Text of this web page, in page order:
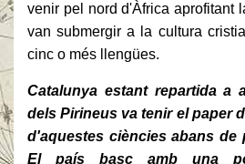
venir pel nord d'Àfrica aprofitant
van submergir a la cultura
cinc o més llengües.
Catalunya estant repartida a
dels Pirineus va tenir el paper
d'aquestes ciències abans de
El país basc amb una